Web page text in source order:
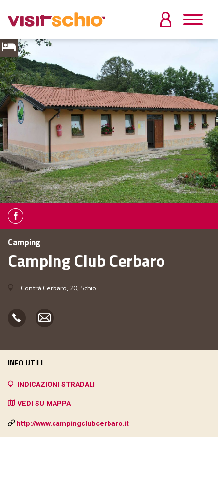
Camping
Camping Club Cerbaro
Contrà Cerbaro, 20, Schio
INFO UTILI
INDICAZIONI STRADALI
VEDI SU MAPPA
http://www.campingclubcerbaro.it